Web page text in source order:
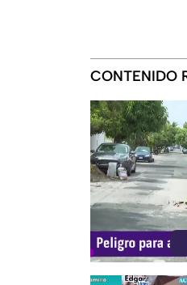
CONTENIDO